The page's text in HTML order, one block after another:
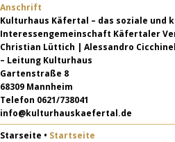
Anschrift
Kulturhaus Käfertal – das soziale und
Interessengemeinschaft Käfertaler
Christian Lüttich | Alessandro
– Leitung Kulturhaus
Gartenstraße 8
68309 Mannheim
Telefon 0621/738041
info@kulturhauskaefertal.de
Starseite • Startseite